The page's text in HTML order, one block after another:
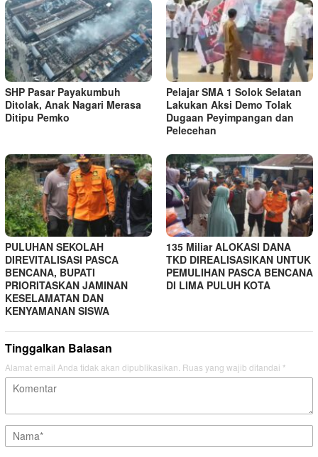
SHP Pasar Payakumbuh
Ditolak, Anak Nagari Merasa
Ditipu Pemko
Pelajar SMA 1 Solok Selatan
Lakukan Aksi Demo Tolak
Dugaan Peyimpangan dan
Pelecehan
PULUHAN SEKOLAH
DIREVITALISASI PASCA
BENCANA, BUPATI
PRIORITASKAN JAMINAN
KESELAMATAN DAN
KENYAMANAN SISWA
135 Miliar ALOKASI DANA
TKD DIREALISASIKAN UNTUK
PEMULIHAN PASCA BENCANA
DI LIMA PULUH KOTA
Tinggalkan Balasan
Alamat email Anda tidak akan dipublikasikan. Ruas yang wajib ditandai *